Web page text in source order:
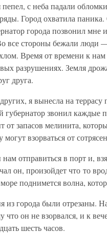
с неба падали
Город охватила
города позвонил мне
все стороны бежали люди
Время от времени к нам
разрушениях. Земля
друга.
я вынесла на террасу
звонил каждые
от запасов мелинита,
взорваться от
отправиться в порт и,
он, произойдет что то
поднимется волна,
из города были отрезаны.
что он не взорвался, и к
шесть часов.